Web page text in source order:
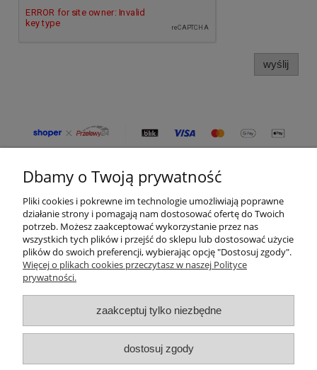
wyślij
Moje konto
Płatności i dostawa
Informacje
Kategorie produktów
Zamówienia telefoniczne
od pon. do pt. 8:00 - 16:00
Dbamy o Twoją prywatność
Pliki cookies i pokrewne im technologie umożliwiają poprawne
działanie strony i pomagają nam dostosować ofertę do Twoich
potrzeb. Możesz zaakceptować wykorzystanie przez nas
wszystkich tych plików i przejść do sklepu lub dostosować użycie
plików do swoich preferencji, wybierając opcję "Dostosuj zgody".
Więcej o plikach cookies przeczytasz w naszej Polityce
prywatności.
zaakceptuj tylko niezbędne
dostosuj zgody